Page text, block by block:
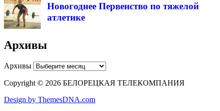
Новогоднее Первенство по тяжелой
атлетике
Архивы
Архивы
Copyright © 2026 БЕЛОРЕЦКАЯ ТЕЛЕКОМПАНИЯ
Design by ThemesDNA.com